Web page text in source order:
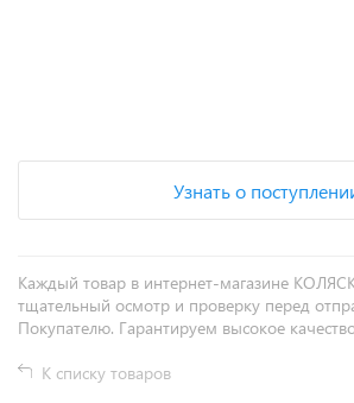
Узнать о
Каждый товар в интернет-магазине
тщательный осмотр и проверку перед
Покупателю. Гарантируем высокое
К списку товаров